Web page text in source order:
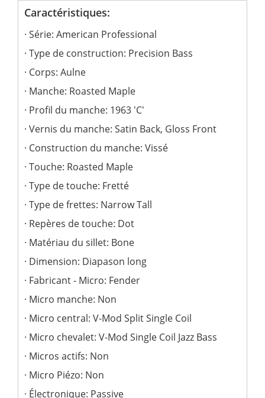
Caractéristiques:
Série: American Professional
Type de construction: Precision Bass
Corps: Aulne
Manche: Roasted Maple
Profil du manche: 1963 'C'
Vernis du manche: Satin Back, Gloss Front
Construction du manche: Vissé
Touche: Roasted Maple
Type de touche: Fretté
Type de frettes: Narrow Tall
Repères de touche: Dot
Matériau du sillet: Bone
Dimension: Diapason long
Fabricant - Micro: Fender
Micro manche: Non
Micro central: V-Mod Split Single Coil
Micro chevalet: V-Mod Single Coil Jazz Bass
Micros actifs: Non
Micro Piézo: Non
Électronique: Passive